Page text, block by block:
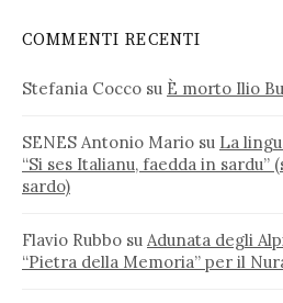
COMMENTI RECENTI
Stefania Cocco su È morto Ilio
SENES Antonio Mario su La
“Si ses Italianu, faedda in sardu”
sardo)
Flavio Rubbo su Adunata degli
“Pietra della Memoria” per il